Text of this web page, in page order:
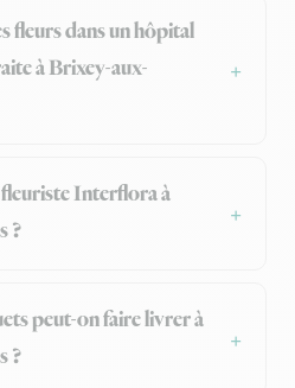
fleurs dans un hôpital
à Brixey-aux-
Interflora à
?
peut-on faire livrer à
?